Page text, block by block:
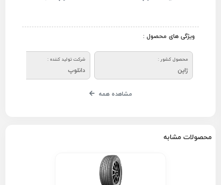
ویژگی های محصول :
محصول کشور :
ژاپن
شرکت تولید کننده :
دانلوپ
مشاهده همه
محصولات مشابه